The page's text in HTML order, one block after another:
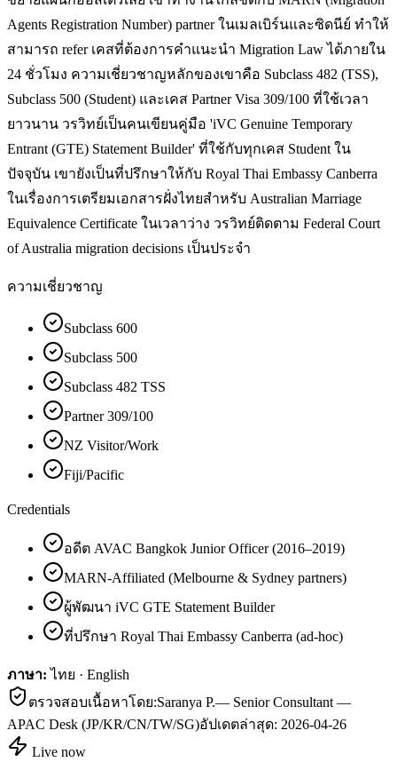
Agents Registration Number) partner ในเมลเบิร์นและซิดนีย์ ทำให้
สามารถ refer เคสที่ต้องการคำแนะนำ Migration Law ได้ภายใน
24 ชั่วโมง ความเชี่ยวชาญหลักของเขาคือ Subclass 482 (TSS),
Subclass 500 (Student) และเคส Partner Visa 309/100 ที่ใช้เวลา
ยาวนาน วรวิทย์เป็นคนเขียนคู่มือ 'iVC Genuine Temporary
Entrant (GTE) Statement Builder' ที่ใช้กับทุกเคส Student ใน
ปัจจุบัน เขายังเป็นที่ปรึกษาให้กับ Royal Thai Embassy Canberra
ในเรื่องการเตรียมเอกสารฝั่งไทยสำหรับ Australian Marriage
Equivalence Certificate ในเวลาว่าง วรวิทย์ติดตาม Federal Court
of Australia migration decisions เป็นประจำ
ความเชี่ยวชาญ
Subclass 600
Subclass 500
Subclass 482 TSS
Partner 309/100
NZ Visitor/Work
Fiji/Pacific
Credentials
อดีต AVAC Bangkok Junior Officer (2016–2019)
MARN-Affiliated (Melbourne & Sydney partners)
ผู้พัฒนา iVC GTE Statement Builder
ที่ปรึกษา Royal Thai Embassy Canberra (ad-hoc)
ภาษา: ไทย · English
ตรวจสอบเนื้อหาโดย:Saranya P.— Senior Consultant —
APAC Desk (JP/KR/CN/TW/SG)อัปเดตล่าสุด: 2026-04-26
Live now